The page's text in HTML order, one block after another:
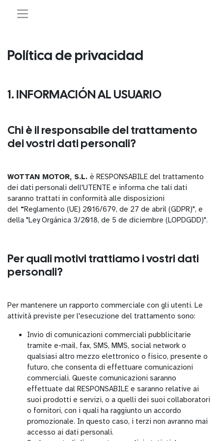
Política de privacidad
1. INFORMACIÓN AL USUARIO
Chi è il responsabile del trattamento
dei vostri dati personali?
WOTTAN MOTOR, S.L. è RESPONSABILE del trattamento
dei dati personali dell'UTENTE e informa che tali dati
saranno trattati in conformità alle disposizioni
del "Reglamento (UE) 2016/679, de 27 de abril (GDPR)", e
della "Ley Orgánica 3/2018, de 5 de diciembre (LOPDGDD)".
Per quali motivi trattiamo i vostri dati
personali?
Per mantenere un rapporto commerciale con gli utenti. Le
attività previste per l'esecuzione del trattamento sono:
Invio di comunicazioni commerciali pubblicitarie
tramite e-mail, fax, SMS, MMS, social network o
qualsiasi altro mezzo elettronico o fisico, presente o
futuro, che consenta di effettuare comunicazioni
commerciali. Queste comunicazioni saranno
effettuate dal RESPONSABILE e saranno relative ai
suoi prodotti e servizi, o a quelli dei suoi collaboratori
o fornitori, con i quali ha raggiunto un accordo
promozionale. In questo caso, i terzi non avranno mai
accesso ai dati personali.